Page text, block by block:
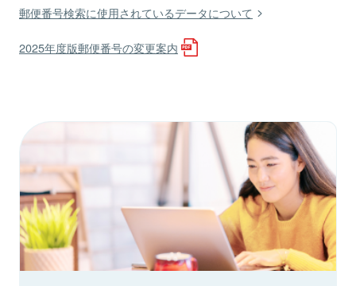
郵便番号検索に使用されているデータについて
2025年度版郵便番号の変更案内